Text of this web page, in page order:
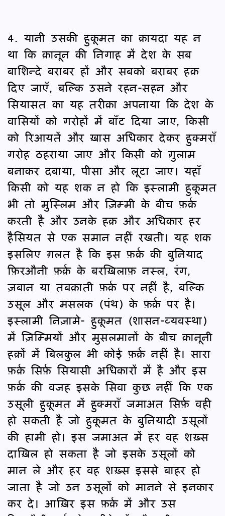
4. यानी उसकी हुकूमत का क़ायदा यह न
था कि क़ानून की निगाह में देश के सब
बाशिन्दे बराबर हों और सबको बराबर हक़
दिए जाएँ, बल्कि उसने रहन-सहन और
सियासत का यह तरीक़ा अपनाया कि देश के
वासियों को गरोहों में बाँट दिया जाए, किसी
को रिआयतें और ख़ास अधिकार देकर हुक्मराँ
गरोह ठहराया जाए और किसी को ग़ुलाम
बनाकर दबाया, पीसा और लूटा जाए। यहाँ
किसी को यह शक न हो कि इस्लामी हुकूमत
भी तो मुस्लिम और ज़िम्मी के बीच फ़र्क़
करती है और उनके हक़ और अधिकार हर
हैसियत से एक समान नहीं रखती। यह शक
इसलिए ग़लत है कि इस फ़र्क़ की बुनियाद
फ़िरऔनी फ़र्क़ के बरख़िलाफ़ नस्ल, रंग,
ज़बान या तबक़ाती फ़र्क़ पर नहीं है, बल्कि
उसूल और मसलक (पंथ) के फ़र्क़ पर है।
इस्लामी निज़ामे- हुकूमत (शासन-व्यवस्था)
में ज़िम्मियों और मुसलमानों के बीच क़ानूनी
हक़ों में बिलकुल भी कोई फ़र्क़ नहीं है। सारा
फ़र्क़ सिर्फ़ सियासी अधिकारों में है और इस
फ़र्क़ की वजह इसके सिवा कुछ नहीं कि एक
उसूली हुकूमत में हुक्मराँ जमाअत सिर्फ़ वही
हो सकती है जो हुकूमत के बुनियादी उसूलों
की हामी हो। इस जमाअत में हर वह शख़्स
दाख़िल हो सकता है जो इसके उसूलों को
मान ले और हर वह शख़्स इससे बाहर हो
जाता है जो उन उसूलों को मानने से इनकार
कर दे। आख़िर इस फ़र्क़ में और उस